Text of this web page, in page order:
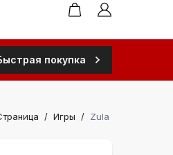
покупка
/ Игры / Zula